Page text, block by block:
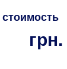
грн.